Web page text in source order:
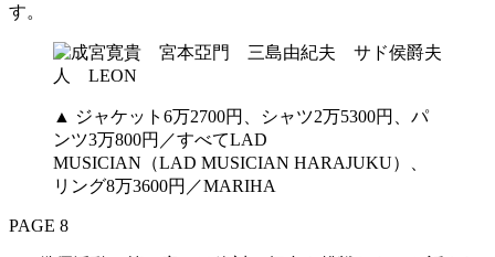
す。
▲ ジャケット6万2700円、シャツ2万5300円、パ
ンツ3万800円／すべてLAD
MUSICIAN（LAD MUSICIAN HARAJUKU）、
リング8万3600円／MARIHA
PAGE 8